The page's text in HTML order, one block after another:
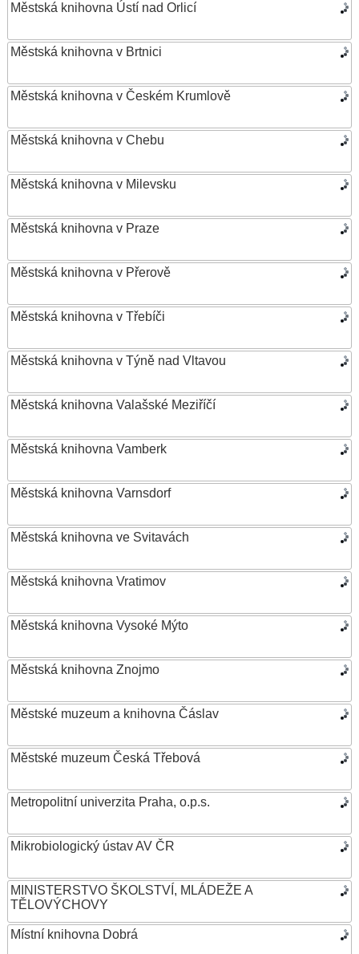
Městská knihovna Ústí nad Orlicí
Městská knihovna v Brtnici
Městská knihovna v Českém Krumlově
Městská knihovna v Chebu
Městská knihovna v Milevsku
Městská knihovna v Praze
Městská knihovna v Přerově
Městská knihovna v Třebíči
Městská knihovna v Týně nad Vltavou
Městská knihovna Valašské Meziříčí
Městská knihovna Vamberk
Městská knihovna Varnsdorf
Městská knihovna ve Svitavách
Městská knihovna Vratimov
Městská knihovna Vysoké Mýto
Městská knihovna Znojmo
Městské muzeum a knihovna Čáslav
Městské muzeum Česká Třebová
Metropolitní univerzita Praha, o.p.s.
Mikrobiologický ústav AV ČR
MINISTERSTVO ŠKOLSTVÍ, MLÁDEŽE A
TĚLOVÝCHOVY
Místní knihovna Dobrá